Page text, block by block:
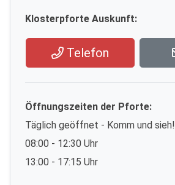
Klosterpforte Auskunft:
Telefon
Öffnungszeiten der Pforte:
Täglich geöffnet - Komm und sieh!
08:00 - 12:30 Uhr
13:00 - 17:15 Uhr